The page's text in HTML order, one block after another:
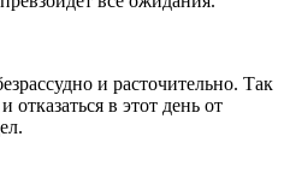
и расточительно. Так
отказаться в этот день от